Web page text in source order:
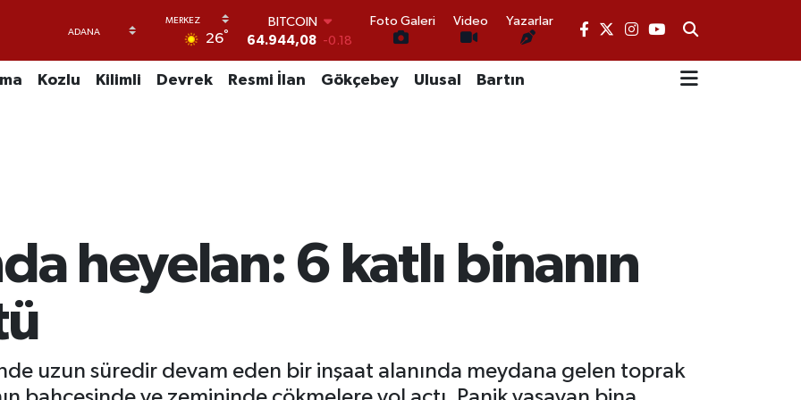
26°
DOLAR
47,7436
0.18
EURO
55,2510
0.32
Foto Galeri Video Yazarlar
Kozlu Kilimli Devrek Resmi İlan Gökçebey Ulusal Bartın
heyelan: 6 katlı binanın
uzun süredir devam eden bir inşaat alanında meydana gelen toprak